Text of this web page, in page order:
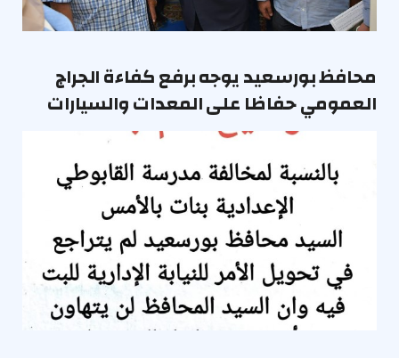
محافظ بورسعيد يوجه برفع كفاءة الجراج
العمومي حفاظا على المعدات والسيارات